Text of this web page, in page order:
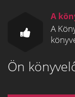
A
A
Ön